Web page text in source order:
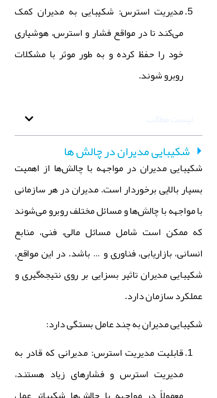
مدیریت استرس:شکیبایی به مدیران کمک
می‌کند تا در مواقع فشار و استرس، هوشیاری
خود را حفظ کرده و به طور موثر با مشکلات
روبرو شوند.
شکیبایی مدیران در چالش ها
شکیبایی مدیران در مواجهه با چالش‌ها از اهمیت
بسیار بالایی برخوردار است. مدیران در هر سازمانی
با مواجهه با چالش‌ها و مسائل مختلف روبرو می‌شوند
که ممکن است شامل مسائل مالی، فنی، منابع
انسانی، بازاریابی، فناوری و … باشد. در این مواقع،
شکیبایی مدیران تاثیر بسزایی بر روی نتیجه‌گیری و
عملکرد سازمان دارد.
شکیبایی مدیران به چند عامل بستگی دارد:
قابلیت مدیریت استرس: مدیرانی که قادر به
مدیریت استرس و فشارهای زیاد هستند،